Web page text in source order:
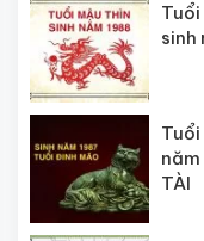
sinh
năm
TÀI